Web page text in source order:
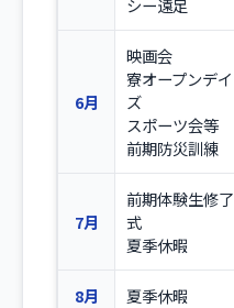
6月
映画会
寮オープンデイ
ズ
スポーツ会等
前期防災訓練
7月
前期体験生修了
式
夏季休暇
8月 夏季休暇